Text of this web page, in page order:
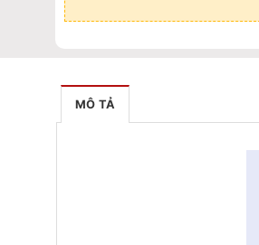
MÔ TẢ